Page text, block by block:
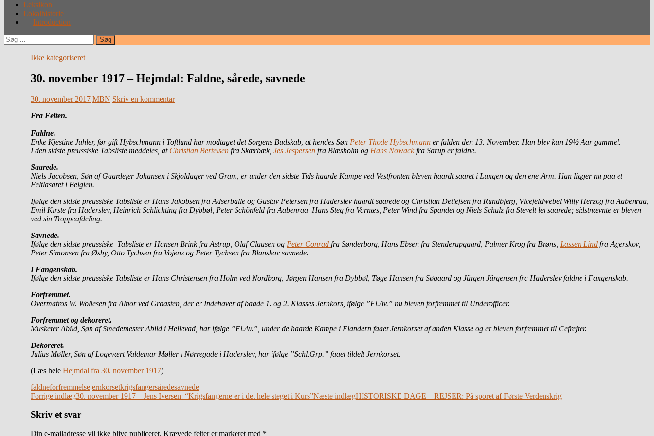
Leksikon
Lokalhistorie
Introduction
Søg
efter:
Ikke kategoriseret
30. november 1917 – Hejmdal: Faldne, sårede, savnede
30. november 2017 MBN Skriv en kommentar
Fra Felten.
Faldne.
Enke Kjestine Juhler, før gift Hybschmann i Toftlund har modtaget det Sorgens Budskab, at hendes Søn Peter Thode Hybschmann er falden den 13. November. Han blev kun 19½ Aar gammel.
I den sidste preussiske Tabsliste meddeles, at Christian Bertelsen fra Skærbæk, Jes Jespersen fra Blæsholm og Hans Nowackfra Sarup er faldne.
Saarede.
Niels Jacobsen, Søn af Gaardejer Johansen i Skjoldager ved Gram, er under den sidste Tids haarde Kampe ved Vestfronten bleven haardt saaret i Lungen og den ene Arm. Han ligger nu paa et
Feltlasaret i Belgien.
Ifølge den sidste preussiske Tabsliste er Hans Jakobsen fra Adserballe og Gustav Petersen fra Haderslev haardt saarede og Christian Detlefsen fra Rundbjerg, Vicefeldwebel Willy Herzog fra Aabenraa,
Emil Kirste fra Haderslev, Heinrich Schlichting fra Dybbøl, Peter Schönfeld fra Aabenraa, Hans Steg fra Varnæs, Peter Wind fra Spandet og Niels Schulz fra Stevelt let saarede; sidstnævnte er bleven
ved sin Troppeafdeling.
Savnede.
Ifølge den sidste preussiske Tabsliste er Hansen Brink fra Astrup, Olaf Clausen og Peter Conrad fra Sønderborg, Hans Ebsen fra Stenderupgaard, Palmer Krog fra Brøns, Lassen Lind fra Agerskov,
Peter Simonsen fra Øsby, Otto Tychsen fra Vojens og Peter Tychsen fra Blanskov savnede.
I Fangenskab.
Ifølge den sidste preussiske Tabsliste er Hans Christensen fra Holm ved Nordborg, Jørgen Hansen fra Dybbøl, Tøge Hansen fra Søgaard og Jürgen Jürgensen fra Haderslev faldne i Fangenskab.
Forfremmet.
Overmatros W. Wollesen fra Alnor ved Graasten, der er Indehaver af baade 1. og 2. Klasses Jernkors, ifølge ”Fl.Av.” nu bleven forfremmet til Underofficer.
Forfremmet og dekoreret.
Musketer Abild, Søn af Smedemester Abild i Hellevad, har ifølge ”Fl.Av.”, under de haarde Kampe i Flandern faaet Jernkorset af anden Klasse og er bleven forfremmet til Gefrejter.
Dekoreret.
Julius Møller, Søn af Logevært Valdemar Møller i Nørregade i Haderslev, har ifølge ”Schl.Grp.” faaet tildelt Jernkorset.
(Læs hele Hejmdal fra 30. november 1917)
faldneforfremmelsejernkorsetkrigsfangersåredesavnede
Indlægsnavigation
Forrige indlæg30. november 1917 – Jens Iversen: “Krigsfangerne er i det hele steget i Kurs”Næste indlægHISTORISKE DAGE – REJSER: På sporet af Første Verdenskrig
Skriv et svar
Din e-mailadresse vil ikke blive publiceret. Krævede felter er markeret med *